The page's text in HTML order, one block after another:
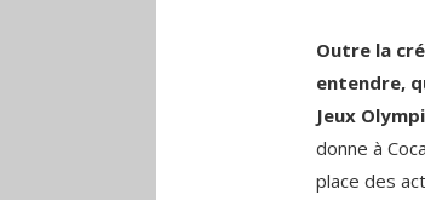
Outre la
entendre,
Jeux
donne à
place des